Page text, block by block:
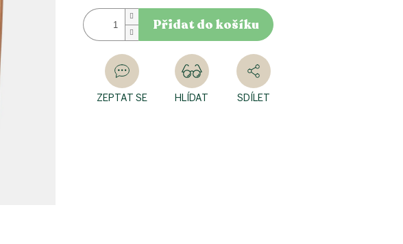
Přidat do košíku
ZEPTAT SE HLÍDAT SDÍLET